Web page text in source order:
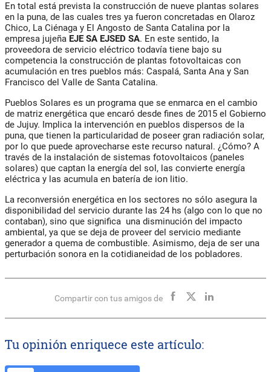
En total está prevista la construcción de nueve plantas solares
en la puna, de las cuales tres ya fueron concretadas en Olaroz
Chico, La Ciénaga y El Angosto de Santa Catalina por la
empresa jujeña EJE SA EJSED SA. En este sentido, la
proveedora de servicio eléctrico todavía tiene bajo su
competencia la construcción de plantas fotovoltaicas con
acumulación en tres pueblos más: Caspalá, Santa Ana y San
Francisco del Valle de Santa Catalina.
Pueblos Solares es un programa que se enmarca en el cambio
de matriz energética que encaró desde fines de 2015 el Gobierno
de Jujuy. Implica la intervención en pueblos dispersos de la
puna, que tienen la particularidad de poseer gran radiación solar,
por lo que puede aprovecharse este recurso natural. ¿Cómo? A
través de la instalación de sistemas fotovoltaicos (paneles
solares) que captan la energía del sol, las convierte energía
eléctrica y las acumula en batería de ion litio.
La reconversión energética en los sectores no sólo asegura la
disponibilidad del servicio durante las 24 hs (algo con lo que no
contaban), sino que significa una disminución del impacto
ambiental, ya que se deja de proveer del servicio mediante
generador a quema de combustible. Asimismo, deja de ser una
perturbación sonora en la cotidianeidad de los pobladores.
Compartir con tus amigos de
Tu opinión enriquece este artículo: